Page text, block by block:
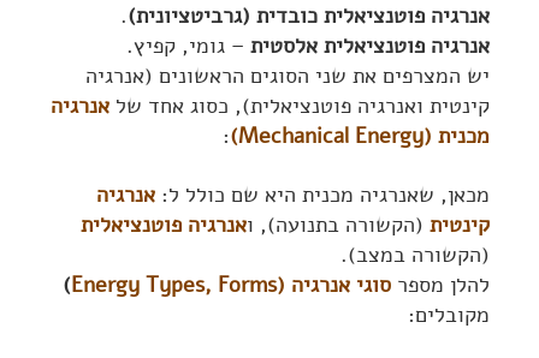
אנרגיה פוטנציאלית כובדית (גרביטציונית).
אנרגיה פוטנציאלית אלסטית – גומי, קפיץ.
יש המצרפים את שני הסוגים הראשונים (אנרגיה
קינטית ואנרגיה פוטנציאלית), כסוג אחד של אנרגיה
מכנית (Mechanical Energy)
:
מכאן, שאנרגיה מכנית היא שם כולל ל: אנרגיה
קינטית (הקשורה בתנועה), ואנרגיה פוטנציאלית
(הקשורה במצב).
להלן מספר סוגי אנרגיה (Energy Types, Forms
)
מקובלים: